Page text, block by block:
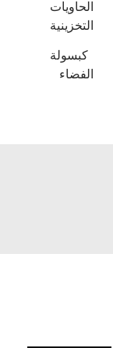
الحاويات
التخزينية
كبسولة
الفضاء